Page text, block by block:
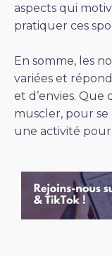
aspects qui
pratiquer ces
En somme, les
variées et
et d’envies.
muscler, pour
une activité